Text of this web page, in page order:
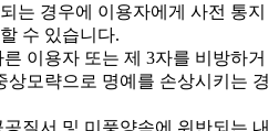
는 경우에 이용자에게 사전 통지
수 있습니다.
른 이용자 또는 제 3자를 비방하거
상모략으로 명예를 손상시키는 경
공질서 및 미풍양속에 위반되는 내